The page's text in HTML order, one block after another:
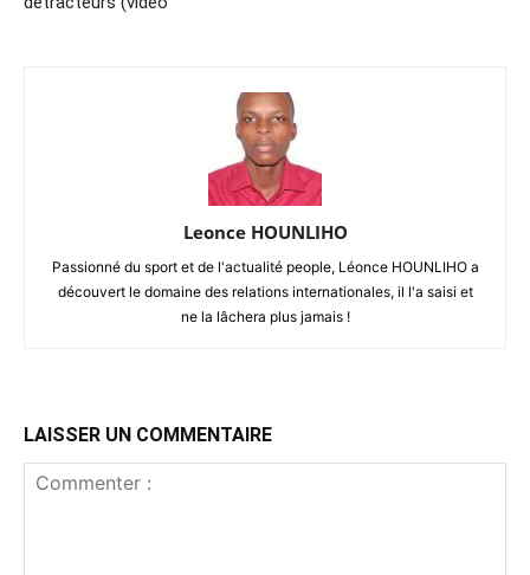
Leonce HOUNLIHO
Passionné du sport et de l'actualité people, Léonce HOUNLIHO a
découvert le domaine des relations internationales, il l'a saisi et
ne la lâchera plus jamais !
LAISSER UN COMMENTAIRE